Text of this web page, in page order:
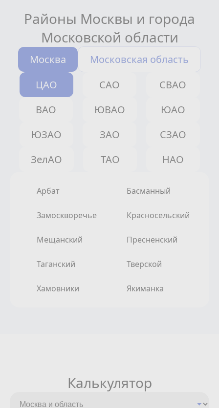
Районы Москвы и города
Московской области
Москва
Московская область
ЦАО
САО
СВАО
ВАО
ЮВАО
ЮАО
ЮЗАО
ЗАО
СЗАО
ЗелАО
ТАО НАО
Арбат Басманный
Замоскворечье Красносельский
Мещанский Пресненский
Таганский Тверской
Хамовники Якиманка
Калькулятор